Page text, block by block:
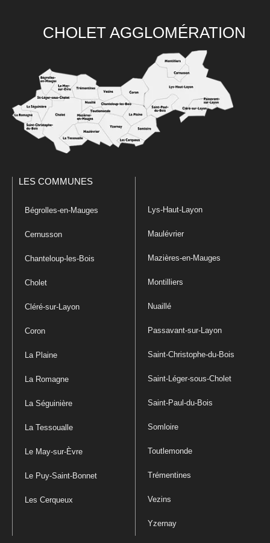
CHOLET AGGLOMÉRATION
LES COMMUNES
Bégrolles-en-Mauges
Cernusson
Chanteloup-les-Bois
Cholet
Cléré-sur-Layon
Coron
La Plaine
La Romagne
La Séguinière
La Tessoualle
Le May-sur-Èvre
Le Puy-Saint-Bonnet
Les Cerqueux
Lys-Haut-Layon
Maulévrier
Mazières-en-Mauges
Montilliers
Nuaillé
Passavant-sur-Layon
Saint-Christophe-du-Bois
Saint-Léger-sous-Cholet
Saint-Paul-du-Bois
Somloire
Toutlemonde
Trémentines
Vezins
Yzernay